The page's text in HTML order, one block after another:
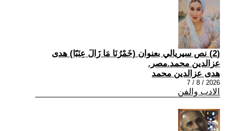
(2) نص سيريالي بعنوان (خَمْرُنَا مَا زَالَ عِنَبًا) هدى
عزالدين محمد.مصر.
هدى عزالدين محمد
2026 / 8 / 7
الادب والفن